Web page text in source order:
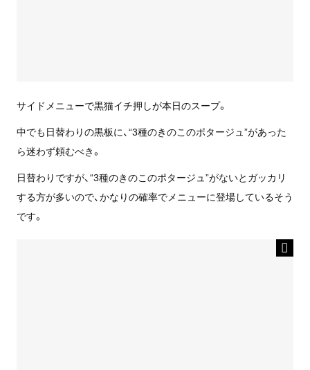
サイドメニューで黒猫イチ押しが本日のスープ。
中でも日替わりの黒板に、“3種のきのこのポタージュ”があった
ら迷わず頼むべき。
日替わりですが、“3種のきのこのポタージュ”がないとガッカリ
する方が多いので、かなりの確率でメニューに登場しているそう
です。